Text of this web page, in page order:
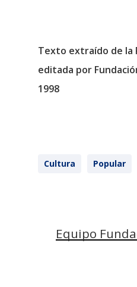
Texto extraído de la
editada por
1998
Cultura Popular
Equipo